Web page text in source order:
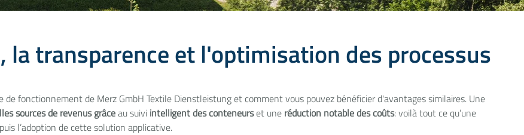
la transparence et l'optimisation des processus
fonctionnement de Merz GmbH Textile Dienstleistung et comment vous pouvez bénéficier d'avantages similaires. Une
sources de revenus grâceau suivi intelligent des conteneurset une réduction notable des coûts: voilà tout ce qu’une
l’adoption de cette solution applicative.